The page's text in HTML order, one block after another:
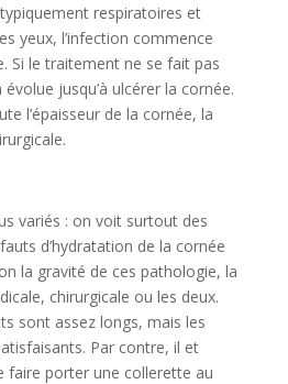
respiratoires et
yeux, l’infection commence
Si le traitement ne se fait pas
jusqu’à ulcérer la cornée.
l’épaisseur de la cornée, la
variés : on voit surtout des
d’hydratation de la cornée
la gravité de ces pathologie, la
chirurgicale ou les deux.
sont assez longs, mais les
Par contre, il et
faire porter une collerette au